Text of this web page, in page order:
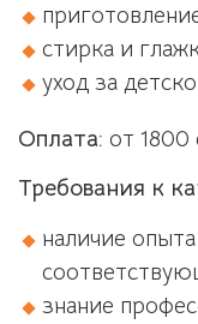
стирка и
уход за
Оплата: от 1800
Требования к
наличие
знание